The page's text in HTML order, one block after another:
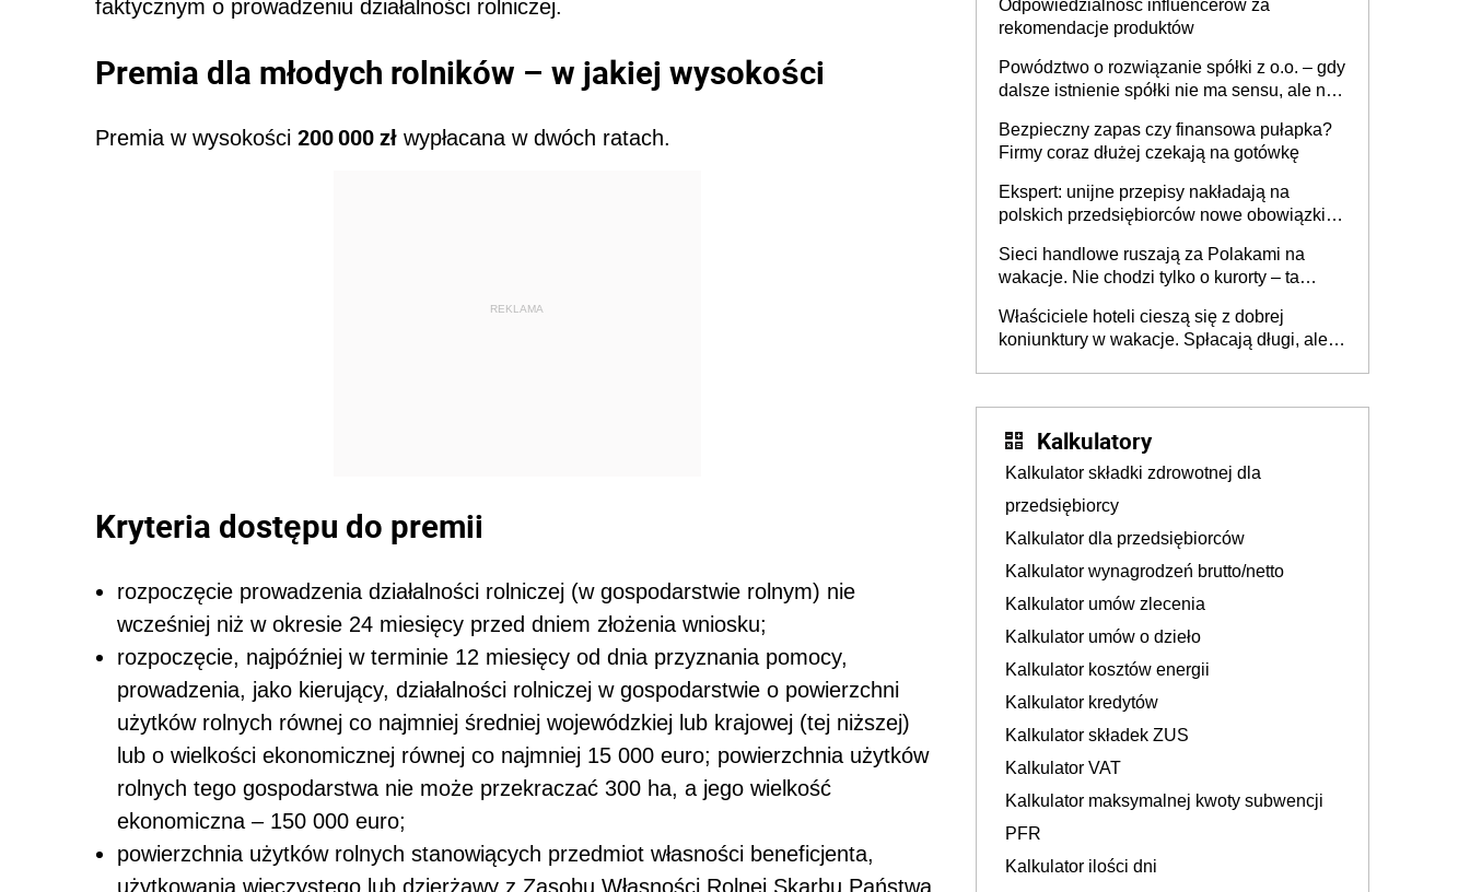
faktycznym o prowadzeniu działalności rolniczej.
Premia dla młodych rolników – w jakiej wysokości
Premia w wysokości 200 000 zł wypłacana w dwóch ratach.
REKLAMA
Kryteria dostępu do premii
rozpoczęcie prowadzenia działalności rolniczej (w gospodarstwie rolnym) nie
wcześniej niż w okresie 24 miesięcy przed dniem złożenia wniosku;
rozpoczęcie, najpóźniej w terminie 12 miesięcy od dnia przyznania pomocy,
prowadzenia, jako kierujący, działalności rolniczej w gospodarstwie o powierzchni
użytków rolnych równej co najmniej średniej wojewódzkiej lub krajowej (tej niższej)
lub o wielkości ekonomicznej równej co najmniej 15 000 euro; powierzchnia użytków
rolnych tego gospodarstwa nie może przekraczać 300 ha, a jego wielkość
ekonomiczna – 150 000 euro;
powierzchnia użytków rolnych stanowiących przedmiot własności beneficjenta,
użytkowania wieczystego lub dzierżawy z Zasobu Własności Rolnej Skarbu Państwa
Odpowiedzialność influencerów za
rekomendacje produktów
Powództwo o rozwiązanie spółki z o.o. – gdy
dalsze istnienie spółki nie ma sensu, ale nie
Bezpieczny zapas czy finansowa pułapka?
Firmy coraz dłużej czekają na gotówkę
Ekspert: unijne przepisy nakładają na
polskich przedsiębiorców nowe obowiązki w
Sieci handlowe ruszają za Polakami na
wakacje. Nie chodzi tylko o kurorty – ta
tam, gdzie wielu spędzi urlop po cichu
Właściciele hoteli cieszą się z dobrej
koniunktury w wakacje. Spłacają długi, ale
Kalkulatory
Kalkulator składki zdrowotnej dla
przedsiębiorcy
Kalkulator dla przedsiębiorców
Kalkulator wynagrodzeń brutto/netto
Kalkulator umów zlecenia
Kalkulator umów o dzieło
Kalkulator kosztów energii
Kalkulator kredytów
Kalkulator składek ZUS
Kalkulator VAT
Kalkulator maksymalnej kwoty subwencji
PFR
Kalkulator ilości dni